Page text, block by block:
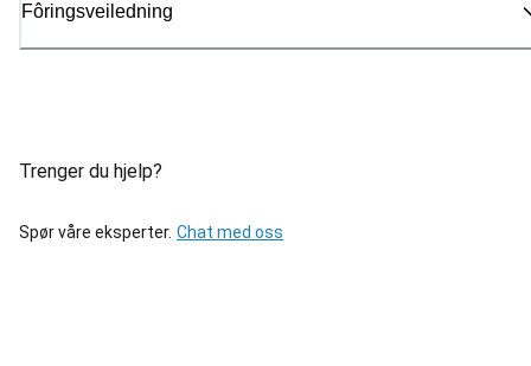
Fôringsveiledning
Trenger du hjelp?
Spør våre eksperter. Chat med oss